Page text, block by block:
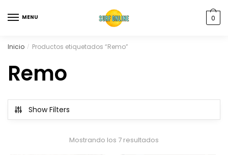
MENU 0
Inicio / Productos etiquetados “Remo”
Remo
Show Filters
Mostrando los 7 resultados